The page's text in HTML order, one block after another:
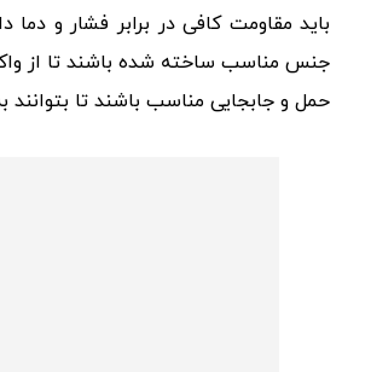
باید مقاومت کافی در برابر فشار و
جنس مناسب ساخته شده باشند تا از
حمل و جابجایی مناسب باشند تا